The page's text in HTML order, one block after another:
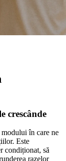
crescânde
în care ne
Este
condiționat, să
razelor